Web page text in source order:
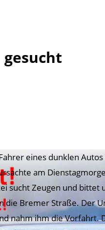
eines dunklen
am
sucht Zeugen und
die Bremer Straße. Der
nahm ihm die Vorfahrt.